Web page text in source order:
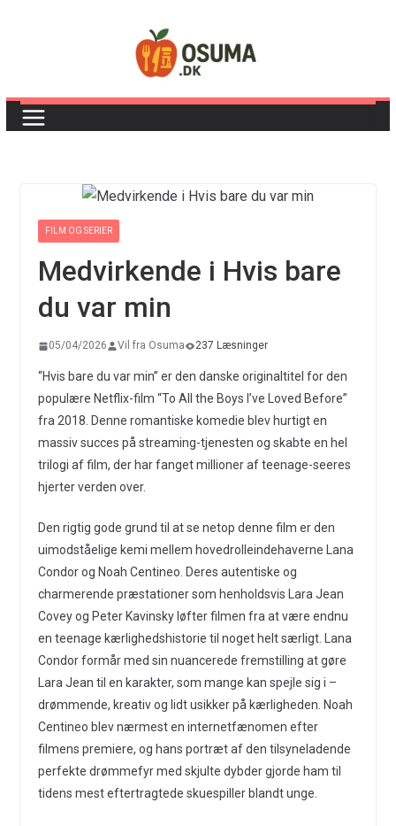
FILM OG SERIER
Medvirkende i Hvis bare
du var min
05/04/2026 Vil fra Osuma 237 Læsninger
“Hvis bare du var min” er den danske originaltitel for den
populære Netflix-film “To All the Boys I’ve Loved Before”
fra 2018. Denne romantiske komedie blev hurtigt en
massiv succes på streaming-tjenesten og skabte en hel
trilogi af film, der har fanget millioner af teenage-seeres
hjerter verden over.
Den rigtig gode grund til at se netop denne film er den
uimodståelige kemi mellem hovedrolleindehaverne Lana
Condor og Noah Centineo. Deres autentiske og
charmerende præstationer som henholdsvis Lara Jean
Covey og Peter Kavinsky løfter filmen fra at være endnu
en teenage kærlighedshistorie til noget helt særligt. Lana
Condor formår med sin nuancerede fremstilling at gøre
Lara Jean til en karakter, som mange kan spejle sig i –
drømmende, kreativ og lidt usikker på kærligheden. Noah
Centineo blev nærmest en internetfænomen efter
filmens premiere, og hans portræt af den tilsyneladende
perfekte drømmefyr med skjulte dybder gjorde ham til
tidens mest eftertragtede skuespiller blandt unge.